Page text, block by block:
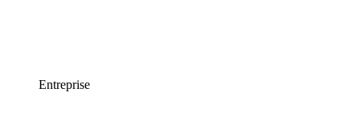
Entreprise